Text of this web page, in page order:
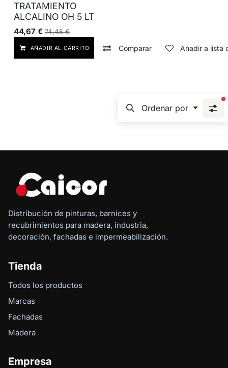
TRATAMIENTO
ALCALINO OH 5 LT
44,67 € 74,45€
AÑADIR AL CARRITO Comparar Añadir a lista
Ordenar por
Distribución de pinturas, barnices y
recubrimientos para madera, industria,
decoración, fachadas e impermeabilización.
Tienda
Todos los productos
Marcas
Fachadas
Madera
Empresa